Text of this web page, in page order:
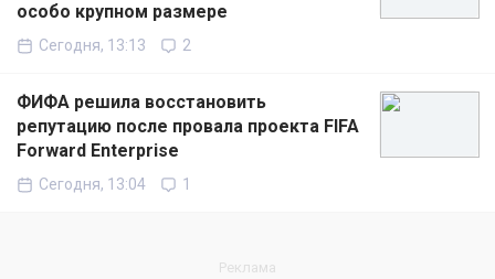
особо крупном размере
Сегодня, 13:13 2
ФИФА решила восстановить
репутацию после провала проекта FIFA
Forward Enterprise
Сегодня, 13:04 1